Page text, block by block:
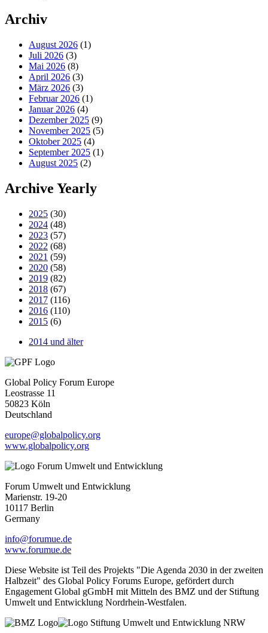
Archiv
August 2026 (1)
Juli 2026 (3)
Mai 2026 (8)
April 2026 (3)
März 2026 (3)
Februar 2026 (1)
Januar 2026 (4)
Dezember 2025 (9)
November 2025 (5)
Oktober 2025 (4)
September 2025 (1)
August 2025 (2)
Archive Yearly
2025 (30)
2024 (48)
2023 (57)
2022 (68)
2021 (59)
2020 (58)
2019 (82)
2018 (67)
2017 (116)
2016 (110)
2015 (6)
2014 und älter
Global Policy Forum Europe
Leostrasse 11
50823 Köln
Deutschland
europe@globalpolicy.org
www.globalpolicy.org
Forum Umwelt und Entwicklung
Marienstr. 19-20
10117 Berlin
Germany
info@forumue.de
www.forumue.de
Diese Website ist Teil des Projekts "Die Agenda 2030 in der zweiten
Halbzeit" des Global Policy Forums Europe, gefördert durch
Engagement Global gGmbH mit Mitteln des BMZ und der Stiftung
Umwelt und Entwicklung Nordrhein-Westfalen.